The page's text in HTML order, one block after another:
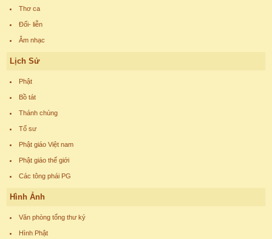
Thơ ca
Đối- liễn
Âm nhạc
Lịch Sử
Phật
Bồ tát
Thánh chúng
Tổ sư
Phật giáo Việt nam
Phật giáo thế giới
Các tông phái PG
Hình Ảnh
Văn phòng tổng thư ký
Hình Phật